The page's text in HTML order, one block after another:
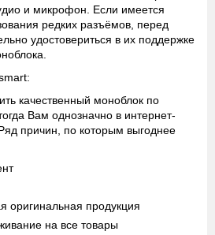
и микрофон. Если имеется
редких разъёмов, перед
удостовериться в их поддержке
качественный моноблок по
Вам однозначно в интернет-
причин, по которым выгоднее
оригинальная продукция
на все товары